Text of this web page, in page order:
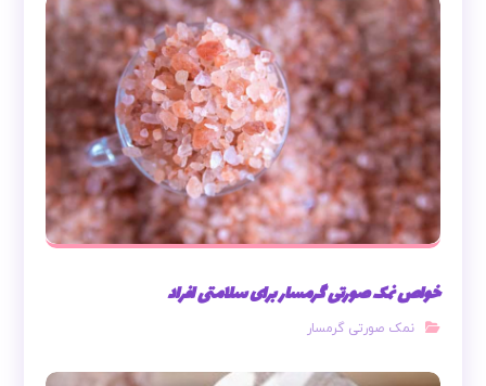
خواص نمک صورتی گرمسار برای سلامتی افراد
نمک صورتی گرمسار